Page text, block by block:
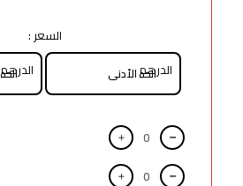
السعر :
الدرهم
الدرهم